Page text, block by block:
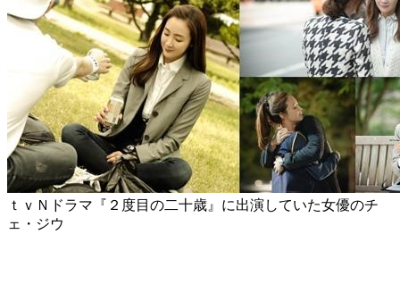
ｔｖＮドラマ『２度目の二十歳』に出演していた女優のチ
ェ・ジウ